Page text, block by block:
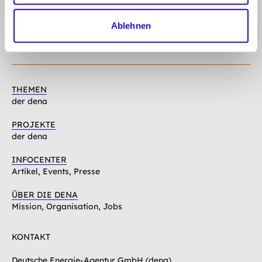
Ablehnen
oben
Abonnieren Sie unseren Newsletter
Folgen Sie uns aufLinkedin
Mastodon
Youtube
THEMEN
der dena
PROJEKTE
der dena
INFOCENTER
Artikel, Events, Presse
ÜBER DIE DENA
Mission, Organisation, Jobs
KONTAKT